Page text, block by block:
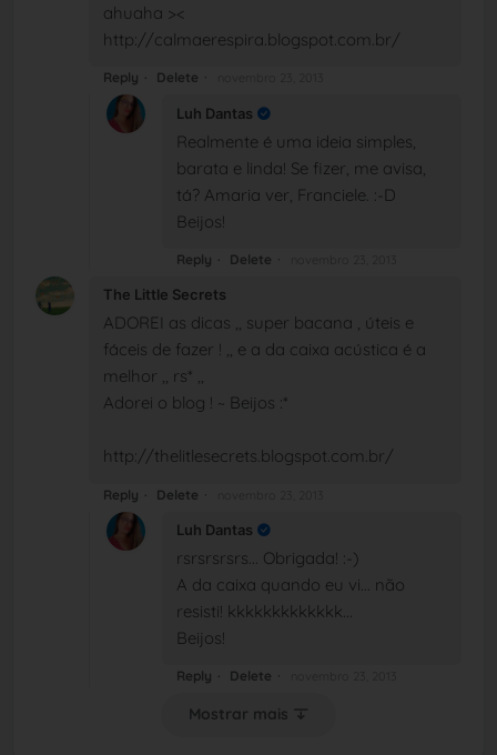
ahuaha ><
http://calmaerespira.blogspot.com.br/
Reply Delete
Luh Dantas
Realmente é uma ideia simples,
barata e linda! Se fizer, me avisa,
tá? Amaria ver, Franciele. :-D
Beijos!
Reply Delete
The Little Secrets
ADOREI as dicas ,, super bacana , úteis e
fáceis de fazer ! ,, e a da caixa acústica é a
melhor ,, rs* ,,
Adorei o blog ! ~ Beijos :*
http://thelitlesecrets.blogspot.com.br/
Reply Delete
Luh Dantas
rsrsrsrsrs... Obrigada! :-)
A da caixa quando eu vi... não
resisti! kkkkkkkkkkkkk...
Beijos!
Reply Delete
Mostrar mais